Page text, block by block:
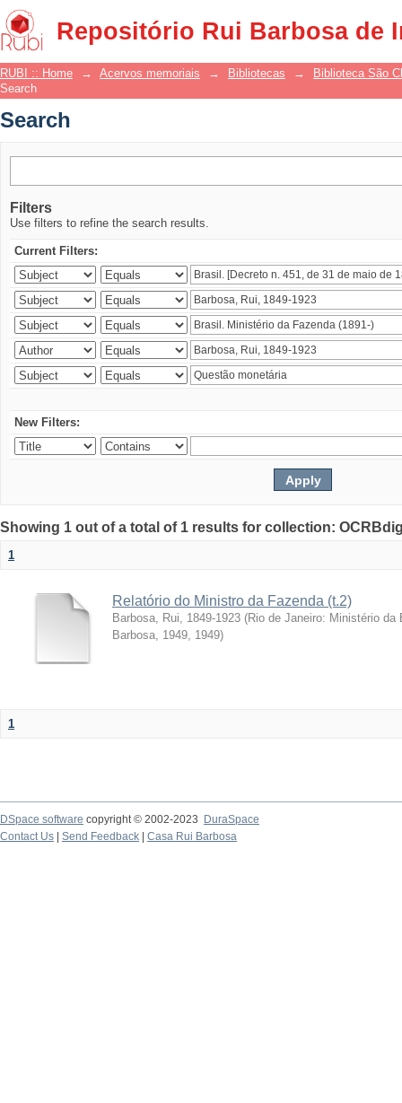
Repositório Rui Barbosa de
Search
RUBI :: Home → Acervos memoriais → Bibliotecas →
Biblioteca São
Search
Search
Filters
Use filters to refine the search results.
Current Filters:
New Filters:
Showing 1 out of a total of 1 results for collection:
1
Relatório do Ministro da Fazenda (t.2)
Barbosa, Rui, 1849-1923 (Rio de Janeiro: Ministério
Barbosa, 1949, 1949)
1
DSpace software copyright © 2002-2023
DuraSpace
Contact Us
Send Feedback Casa Rui Barbosa